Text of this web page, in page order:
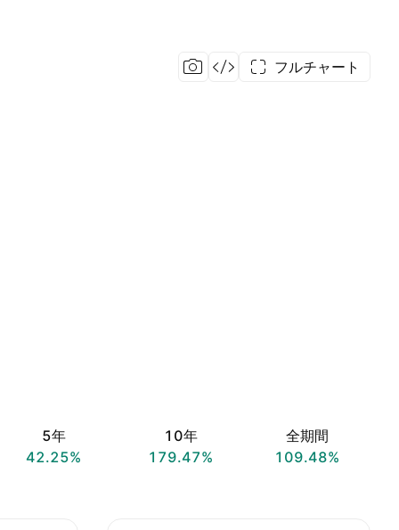
フルチャート
5年
42.25%
10年
179.47%
全期間
109.48%